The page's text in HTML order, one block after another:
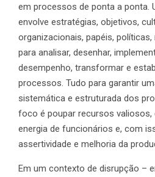
em processos de ponta a ponta.
envolve estratégias, objetivos,
organizacionais, papéis,
para analisar, desenhar,
desempenho, transformar e
processos. Tudo para garantir
sistemática e estruturada dos
foco é poupar recursos
energia de funcionários e, com
assertividade e melhoria da
Em um contexto de disrupção –